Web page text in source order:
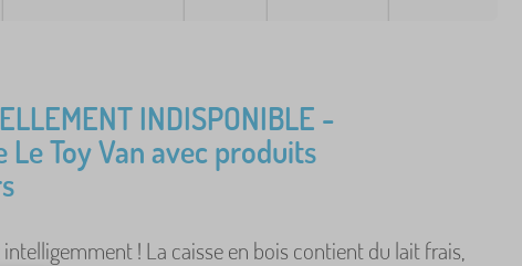
INDISPONIBLE -
Le Toy Van avec produits
! La caisse en bois contient du lait frais,